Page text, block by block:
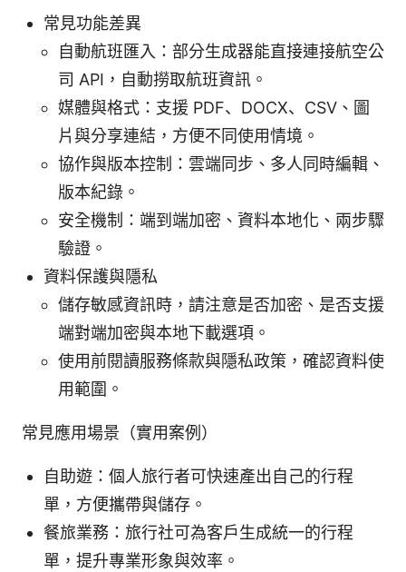
常見功能差異
自動航班匯入：部分生成器能直接連接航空公
司 API，自動撈取航班資訊。
媒體與格式：支援 PDF、DOCX、CSV、圖
片與分享連結，方便不同使用情境。
協作與版本控制：雲端同步、多人同時編輯、
版本紀錄。
安全機制：端到端加密、資料本地化、兩步驟
驗證。
資料保護與隱私
儲存敏感資訊時，請注意是否加密、是否支援
端對端加密與本地下載選項。
使用前閱讀服務條款與隱私政策，確認資料使
用範圍。
常見應用場景（實用案例）
自助遊：個人旅行者可快速產出自己的行程
單，方便攜帶與儲存。
餐旅業務：旅行社可為客戶生成統一的行程
單，提升專業形象與效率。